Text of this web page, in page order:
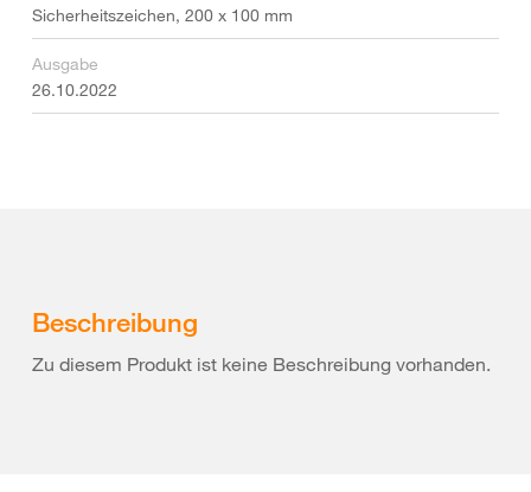
Sicherheitszeichen, 200 x 100 mm
Ausgabe
26.10.2022
Beschreibung
Zu diesem Produkt ist keine Beschreibung vorhanden.